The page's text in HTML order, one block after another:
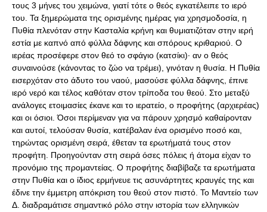
τους 3 μήνες του χειμώνα, γιατί τότε ο θεός εγκατέλειπε το ιερό
του. Τα ξημερώματα της ορισμένης ημέρας για χρησμοδοσία, η
Πυθία πλενόταν στην Κασταλία κρήνη και θυμιατιζόταν στην ιερή
εστία με καπνό από φύλλα δάφνης και σπόρους κριθαριού. Ο
ιερέας προσέφερε στον θεό το σφάγιο (κατσίκι)· αν ο θεός
συναινούσε (κάνοντας το ζώο να τρέμει), γινόταν η θυσία. Η Πυθία
εισερχόταν στο άδυτο του ναού, μασούσε φύλλα δάφνης, έπινε
ιερό νερό και τέλος καθόταν στον τρίποδα του θεού. Στο μεταξύ
ανάλογες ετοιμασίες έκανε και το ιερατείο, ο προφήτης (αρχιερέας)
και οι όσιοι. Όσοι περίμεναν για να πάρουν χρησμό καθαίρονταν
και αυτοί, τελούσαν θυσία, κατέβαλαν ένα ορισμένο ποσό και,
τηρώντας ορισμένη σειρά, έθεταν τα ερωτήματά τους στον
προφήτη. Προηγούνταν στη σειρά όσες πόλεις ή άτομα είχαν το
προνόμιο της προμαντείας. Ο προφήτης διαβίβαζε τα ερωτήματα
στην Πυθία και ο ίδιος ερμήνευε τις ασυνάρτητες κραυγές της και
έδινε την έμμετρη απόκριση του θεού στον πιστό. Το Μαντείο των
Δ. διαδραμάτισε σημαντικό ρόλο στην ιστορία των ελληνικών